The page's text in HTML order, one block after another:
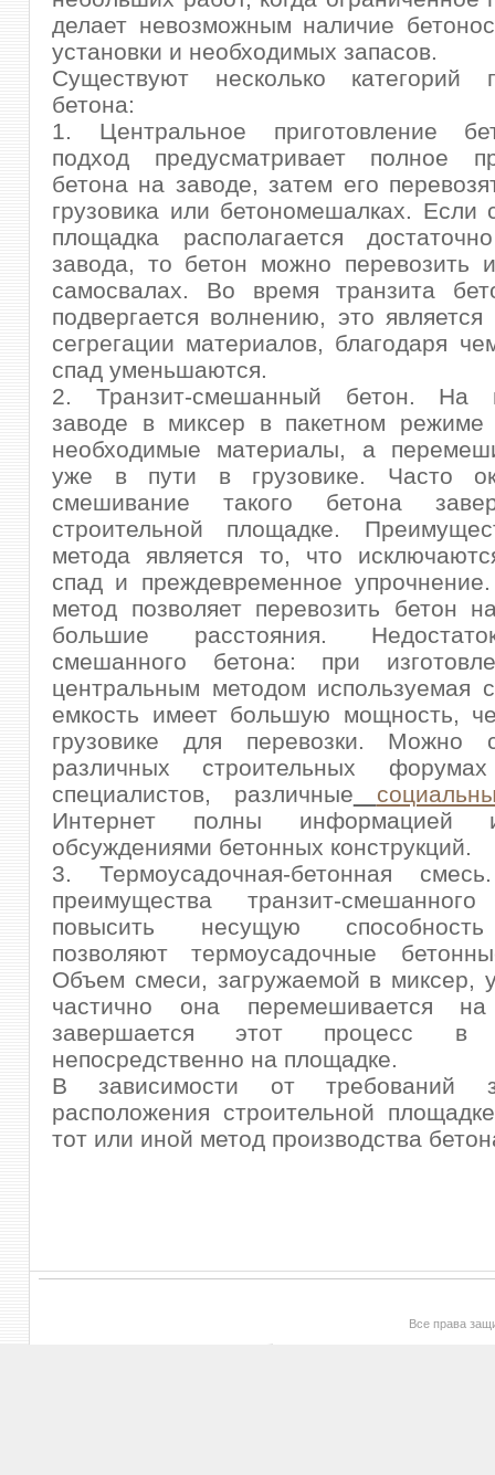
делает невозможным наличие
установки и необходимых запасов.
Существуют несколько категорий
бетона:
1. Центральное приготовление
подход предусматривает полное
бетона на заводе, затем его
грузовика или бетономешалках. Если
площадка располагается
завода, то бетон можно перевозить
самосвалах. Во время транзита
подвергается волнению, это
сегрегации материалов, благодаря
спад уменьшаются.
2. Транзит-смешанный бетон. На
заводе в миксер в пакетном режиме
необходимые материалы, а
уже в пути в грузовике. Часто
смешивание такого бетона
строительной площадке.
метода является то, что
спад и преждевременное
метод позволяет перевозить бетон
большие расстояния.
смешанного бетона: при
центральным методом используемая
емкость имеет большую мощность,
грузовике для перевозки. Можно
различных строительных
специалистов, различные
Интернет полны информацией
обсуждениями бетонных конструкций.
3. Термоусадочная-бетонная
преимущества транзит-
повысить несущую способность
позволяют термоусадочные
Объем смеси, загружаемой в миксер,
частично она перемешивается
завершается этот процесс
непосредственно на площадке.
В зависимости от требований
расположения строительной
тот или иной метод производства
Все права